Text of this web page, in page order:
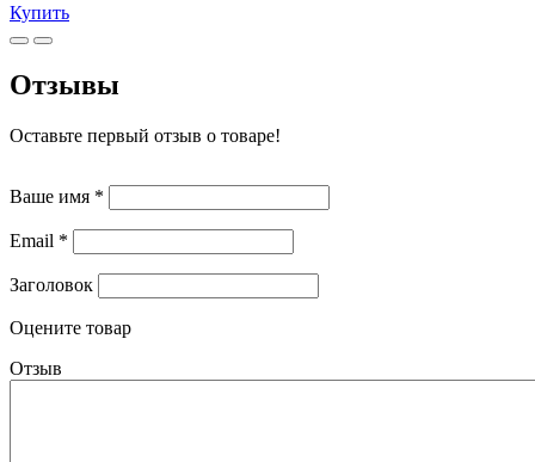
Купить
Отзывы
Оставьте первый отзыв о товаре!
Ваше имя *
Email *
Заголовок
Оцените товар
Отзыв